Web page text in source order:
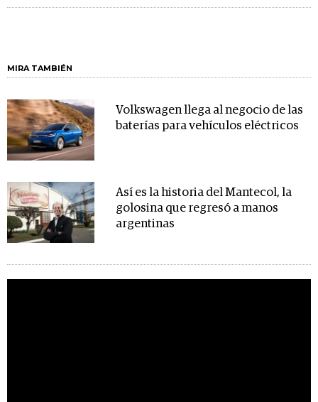
MIRA TAMBIÉN
Volkswagen llega al negocio de las
baterías para vehículos eléctricos
Así es la historia del Mantecol, la
golosina que regresó a manos
argentinas